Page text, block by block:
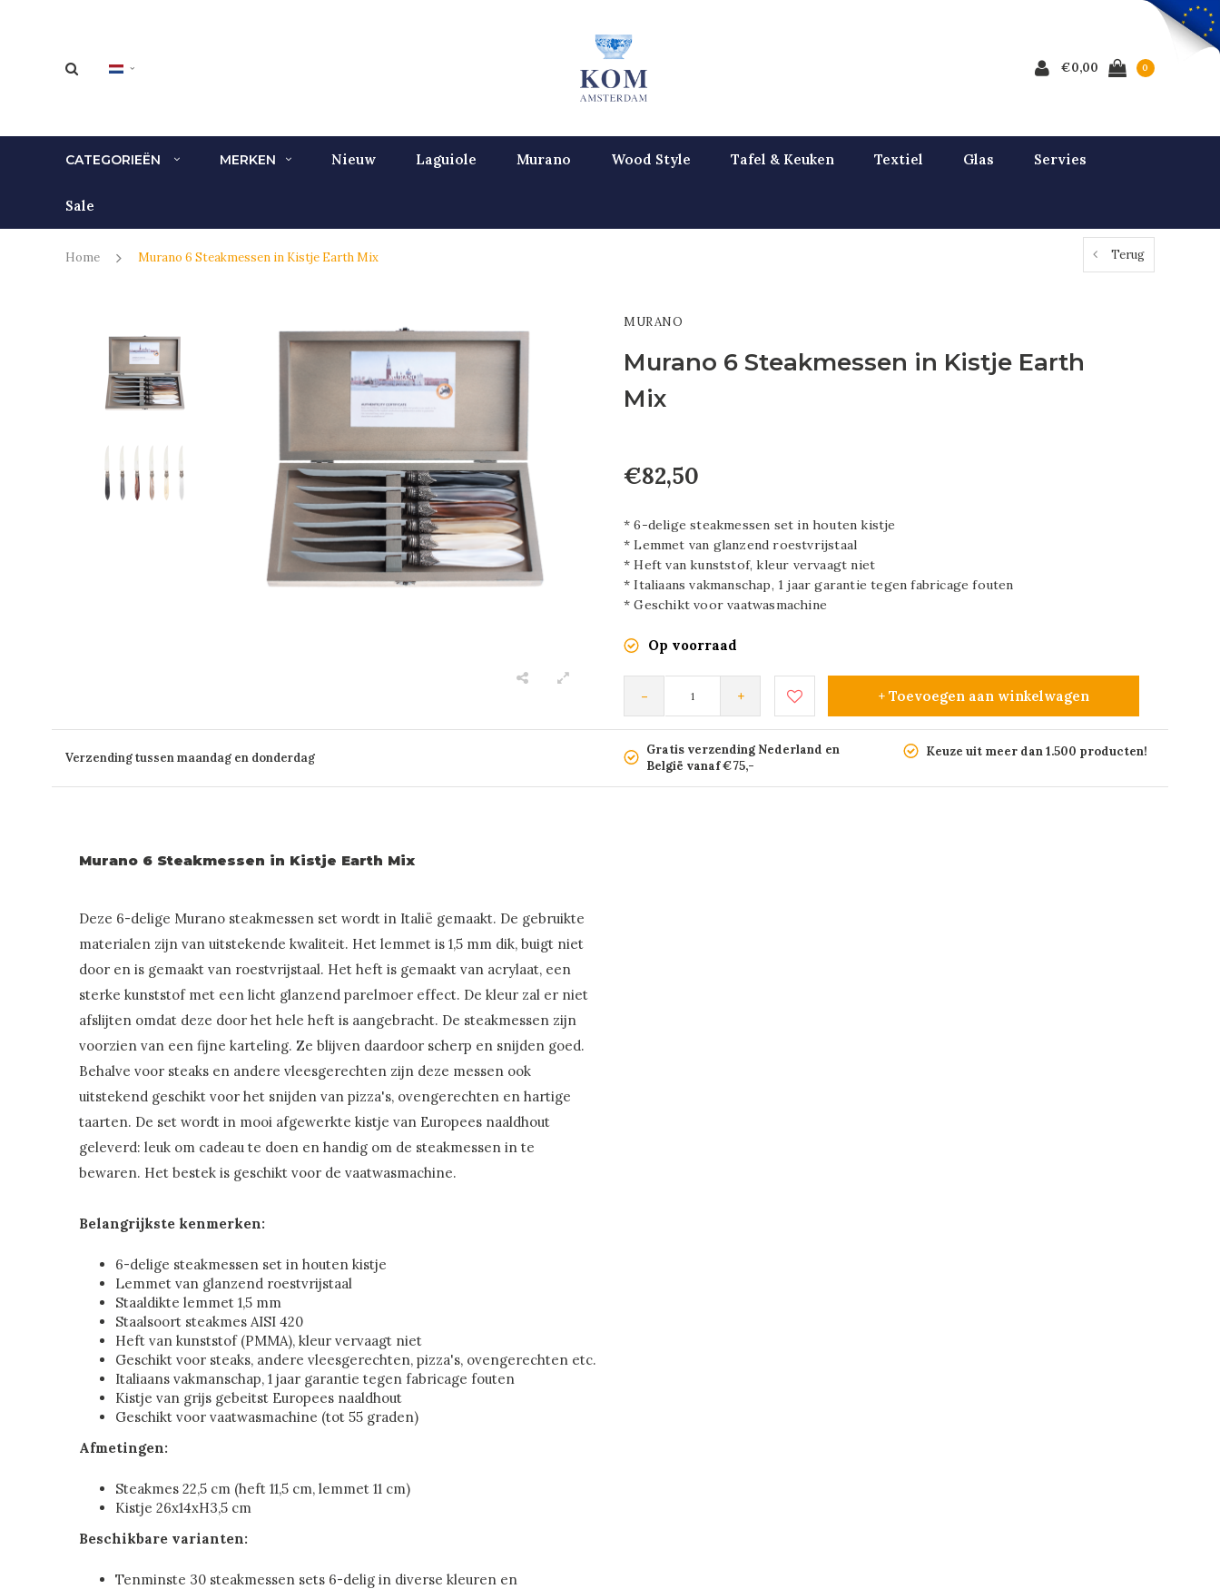
€0,00 0
CATEGORIEËN MERKEN Nieuw Laguiole Murano Wood Style Tafel & Keuken Textiel Glas Servies
Sale
Home Murano 6 Steakmessen in Kistje Earth Mix Terug
MURANO
Murano 6 Steakmessen in Kistje Earth
Mix
€82,50
* 6-delige steakmessen set in houten kistje
* Lemmet van glanzend roestvrijstaal
* Heft van kunststof, kleur vervaagt niet
* Italiaans vakmanschap, 1 jaar garantie tegen fabricage fouten
* Geschikt voor vaatwasmachine
Op voorraad
- + + Toevoegen aan winkelwagen
Verzending tussen maandag en donderdag
Gratis verzending Nederland en
België vanaf €75,-
Keuze uit meer dan 1.500 producten!
Murano 6 Steakmessen in Kistje Earth Mix
Deze 6-delige Murano steakmessen set wordt in Italië gemaakt. De gebruikte
materialen zijn van uitstekende kwaliteit. Het lemmet is 1,5 mm dik, buigt niet
door en is gemaakt van roestvrijstaal. Het heft is gemaakt van acrylaat, een
sterke kunststof met een licht glanzend parelmoer effect. De kleur zal er niet
afslijten omdat deze door het hele heft is aangebracht. De steakmessen zijn
voorzien van een fijne karteling. Ze blijven daardoor scherp en snijden goed.
Behalve voor steaks en andere vleesgerechten zijn deze messen ook
uitstekend geschikt voor het snijden van pizza's, ovengerechten en hartige
taarten. De set wordt in mooi afgewerkte kistje van Europees naaldhout
geleverd: leuk om cadeau te doen en handig om de steakmessen in te
bewaren. Het bestek is geschikt voor de vaatwasmachine.
Belangrijkste kenmerken:
6-delige steakmessen set in houten kistje
Lemmet van glanzend roestvrijstaal
Staaldikte lemmet 1,5 mm
Staalsoort steakmes AISI 420
Heft van kunststof (PMMA), kleur vervaagt niet
Geschikt voor steaks, andere vleesgerechten, pizza's, ovengerechten etc.
Italiaans vakmanschap, 1 jaar garantie tegen fabricage fouten
Kistje van grijs gebeitst Europees naaldhout
Geschikt voor vaatwasmachine (tot 55 graden)
Afmetingen:
Steakmes 22,5 cm (heft 11,5 cm, lemmet 11 cm)
Kistje 26x14xH3,5 cm
Beschikbare varianten:
Tenminste 30 steakmessen sets 6-delig in diverse kleuren en